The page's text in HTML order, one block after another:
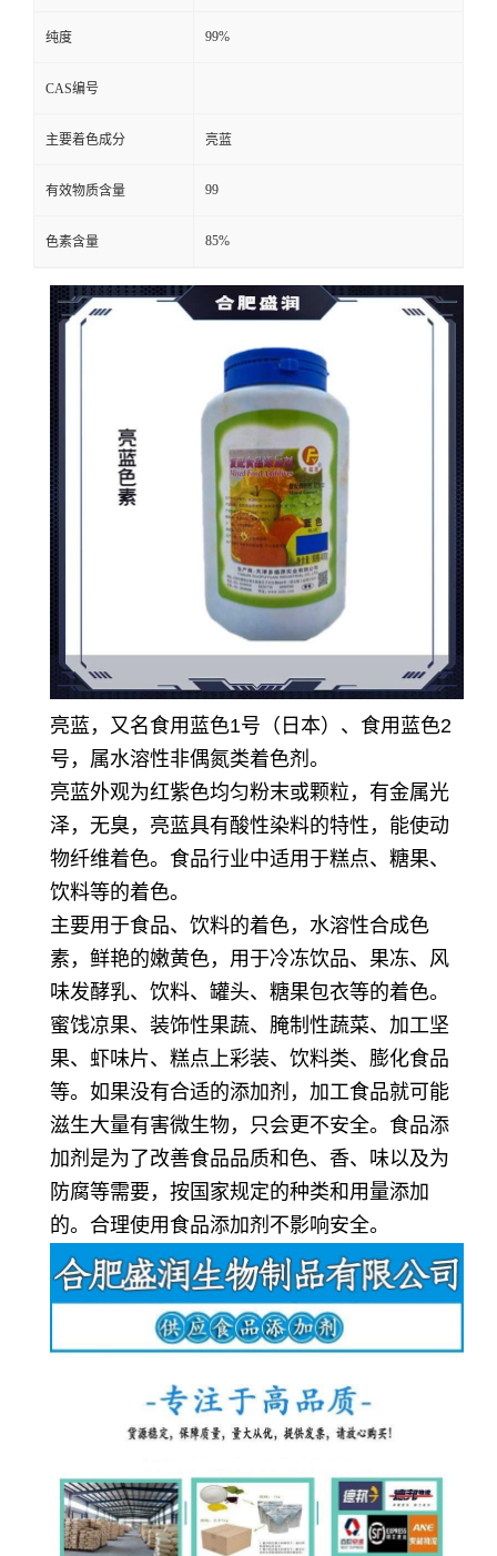
纯度 99%
CAS编号
主要着色成分 亮蓝
有效物质含量 99
色素含量 85%
亮蓝，又名食用蓝色1号（日本）、食用蓝色2
号，属水溶性非偶氮类着色剂。
亮蓝外观为红紫色均匀粉末或颗粒，有金属光
泽，无臭，亮蓝具有酸性染料的特性，能使动
物纤维着色。 食品行业中适用于糕点、糖果、
饮料等的着色。
主要用于食品、饮料的着色，水溶性合成色
素，鲜艳的嫩黄色，用于冷冻饮品、果冻、风
味发酵乳、饮料、罐头、糖果包衣等的着色。
蜜饯凉果、装饰性果蔬、腌制性蔬菜、加工坚
果、虾味片、糕点上彩装、饮料类、膨化食品
等。如果没有合适的添加剂，加工食品就可能
滋生大量有害微生物，只会更不安全。食品添
加剂是为了改善食品品质和色、香、味以及为
防腐等需要，按国家规定的种类和用量添加
的。合理使用食品添加剂不影响安全。